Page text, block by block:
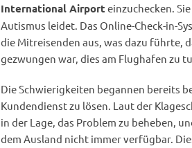
International Airport einzuchecken.
Autismus leidet. Das Online-Check-in-
die Mitreisenden aus, was dazu führte,
gezwungen war, dies am Flughafen zu
Die Schwierigkeiten begannen bereits
Kundendienst zu lösen. Laut der
in der Lage, das Problem zu beheben,
dem Ausland nicht immer verfügbar.